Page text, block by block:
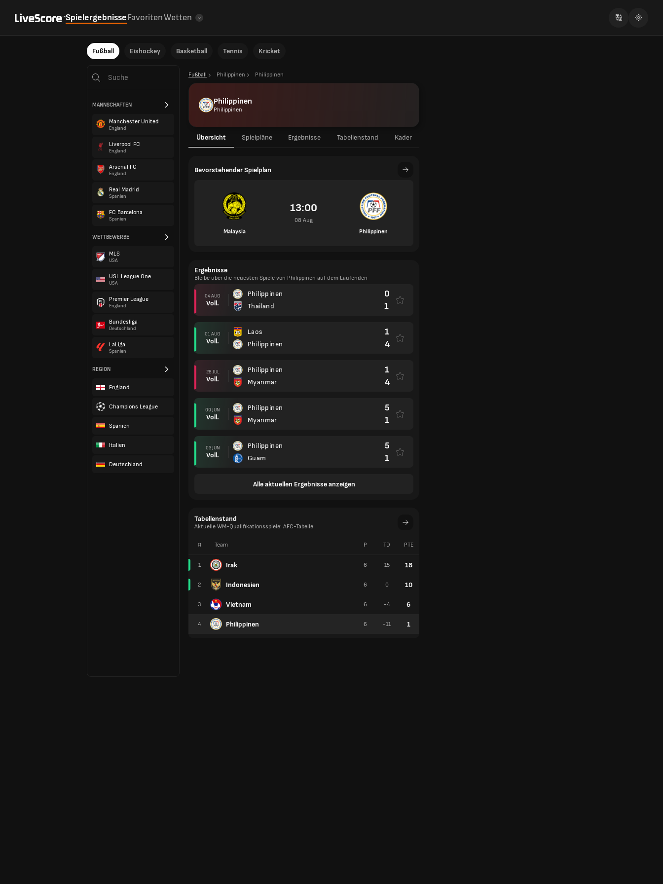
SpielergebnisseFavoritenWetten
Fußball Eishockey Basketball Tennis Kricket
MANNSCHAFTEN
Manchester United
England
Liverpool FC
England
Arsenal FC
England
Real Madrid
Spanien
FC Barcelona
Spanien
WETTBEWERBE
MLS
USA
USL League One
USA
Premier League
England
Bundesliga
Deutschland
LaLiga
Spanien
REGION
England
Champions League
Spanien
Italien
Deutschland
Fußball Philippinen Philippinen
Philippinen
Philippinen
Übersicht Spielpläne Ergebnisse Tabellenstand Kader
Bevorstehender Spielplan
Malaysia
13:00
08 Aug
Philippinen
Ergebnisse
Bleibe über die neuesten Spiele von Philippinen auf dem Laufenden
04 AUG
Voll.
Philippinen
Thailand
0
1
01 AUG
Voll.
Laos
Philippinen
1
4
28 JUL
Voll.
Philippinen
Myanmar
1
4
09 JUN
Voll.
Philippinen
Myanmar
5
1
03 JUN
Voll.
Philippinen
Guam
5
1
Alle aktuellen Ergebnisse anzeigen
Tabellenstand
Aktuelle WM-Qualifikationsspiele: AFC-Tabelle
# Team
1 Irak
2 Indonesien
3 Vietnam
4 Philippinen
P TD PTE
6 15 18
6 0 10
6 -4 6
6 -11 1